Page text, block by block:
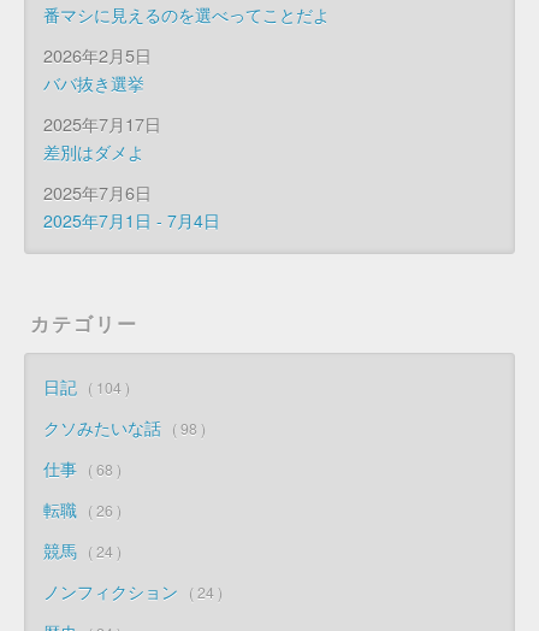
番マシに見えるのを選べってことだよ
2026年2月5日
ババ抜き選挙
2025年7月17日
差別はダメよ
2025年7月6日
2025年7月1日 - 7月4日
カテゴリー
日記 104
クソみたいな話 98
仕事 68
転職 26
競馬 24
ノンフィクション 24